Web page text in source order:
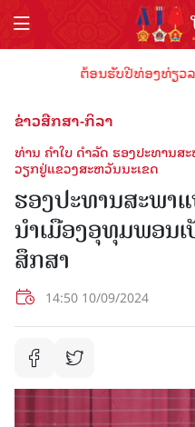
ຕ້ອນຮັບປີທ່ອງທ່ຽວລາ
ຂ່າວສືກສາ-ກິລາ
ທ່ານ ຄໍາໃບ ດໍາລັດ ຮອງປະທານສ
ວຽກຢູ່ແຂວງສະຫວັນນະເຂດ
ຮອງປະທານສະພາ
ນໍາເມືອງອຸທຸມພອນ
ສຶກສາ
14:50 10/09/2024